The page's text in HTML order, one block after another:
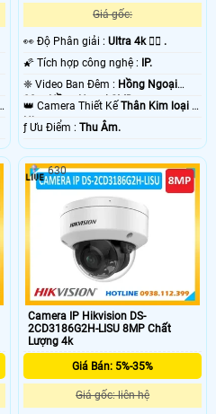
Giá gốc:
️👀 Độ Phân giải :Ultra 4k 👍🏾 .
🌠 Tích hợp công nghệ : IP.
❈ Video Ban Đêm : Hồng Ngoại
80m Hồng Ngoại SMD.
👑 Camera Thiết KếThân Kim loại +
Nhựa.
️ƒ Ưu Điểm :Thu Âm.
Camera IP Hikvision DS-
2CD3186G2H-LISU 8MP Chất
Lượng 4k
Giá Bán: 5%-35%
Giá gốc: liên hệ
630